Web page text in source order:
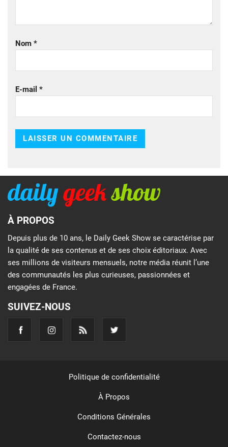
Nom *
E-mail *
À PROPOS
Depuis plus de 10 ans, le Daily Geek Show se caractérise par
la qualité de ses contenus et de ses choix éditoriaux. Avec
ses millions de visiteurs mensuels, notre média réunit l’une
des communautés les plus curieuses, passionnées et
engagées de France.
SUIVEZ-NOUS
Politique de confidentialité
À Propos
Conditions Générales
Contactez-nous